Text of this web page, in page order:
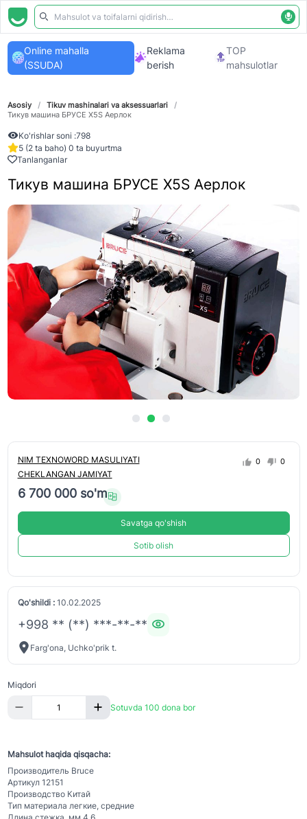
Online mahalla
(SSUDA)
Reklama
berish
TOP
mahsulotlar
Asosiy / Tikuv mashinalari va aksessuarlari
/
Тикув машина БРУСЕ Х5S Аерлок
Ko'rishlar soni :798
5 (2 ta baho) 0 ta buyurtma
Tanlanganlar
Тикув машина БРУСЕ Х5S Аерлок
NIM TEXNOWORD MASULIYATI
CHEKLANGAN JAMIYAT
0 0
6 700 000 so'm
Savatga qo'shish
Sotib olish
Qo'shildi :10.02.2025
+998 ** (**) ***-**-**
Farg'ona, Uchko'prik t.
Miqdori
Sotuvda 100 dona bor
Mahsulot haqida qisqacha:
Производитель Bruce
Артикул 12151
Производство Китай
Тип материала легкие, средние